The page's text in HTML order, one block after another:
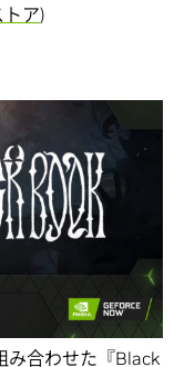
トア)
み合わせた『Black